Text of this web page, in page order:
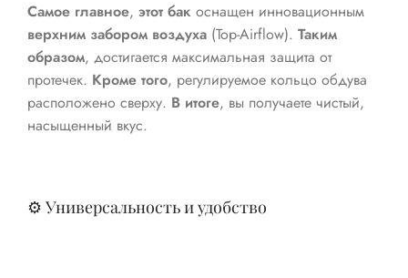
Самое главное, этот бак оснащен инновационным
верхним забором воздуха (Top-Airflow). Таким
образом, достигается максимальная защита от
протечек. Кроме того, регулируемое кольцо обдува
расположено сверху. В итоге, вы получаете чистый,
насыщенный вкус.
⚙️ Универсальность и удобство